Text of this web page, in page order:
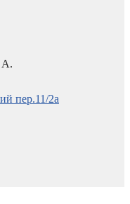
А.
пер.11/2а